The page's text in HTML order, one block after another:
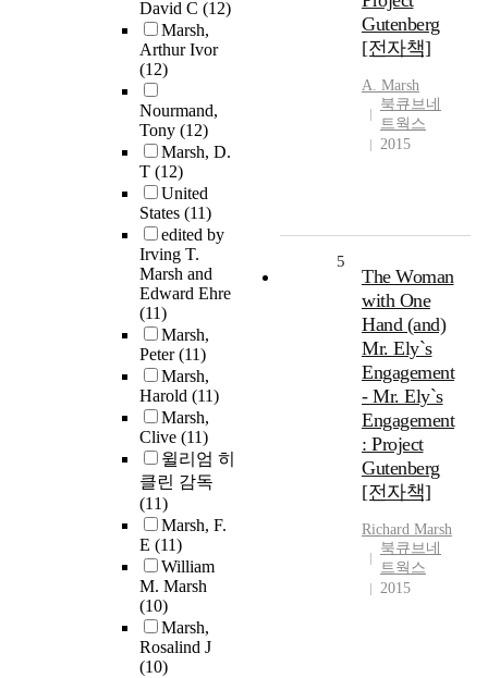
David C (12)
Marsh,
Arthur Ivor
(12)
Nourmand,
Tony (12)
Marsh, D.
T (12)
United
States (11)
edited by
Irving T.
Marsh and
Edward Ehre
(11)
Marsh,
Peter(11)
Marsh,
Harold (11)
Marsh,
Clive (11)
윌리엄 히
클린 감독
(11)
Marsh, F.
E (11)
William
M. Marsh
(10)
Marsh,
Rosalind J
(10)
Gutenberg
[전자책]
A. Marsh
북큐브네
트웍스
2015
5
The Woman
with One
Hand (and)
Mr. Ely`s
Engagement
- Mr. Ely`s
Engagement
: Project
Gutenberg
[전자책]
Richard Marsh
북큐브네
트웍스
2015